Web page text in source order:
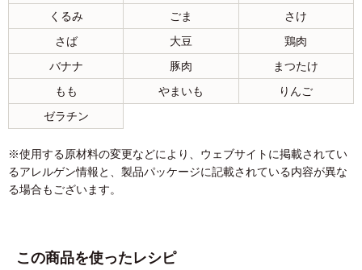
くるみ
ごま
さけ
さば
大豆
鶏肉
バナナ
豚肉
まつたけ
もも
やまいも
りんご
ゼラチン
※使用する原材料の変更などにより、ウェブサイトに掲載されてい
るアレルゲン情報と、製品パッケージに記載されている内容が異な
る場合もございます。
この商品を使ったレシピ